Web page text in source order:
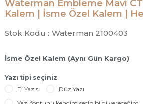
Waterman Embleme Mavi
Kalem | İsme Özel Kalem |
Stok Kodu : Waterman 2100403
İsme Özel Kalem (Aynı Gün Kargo)
Yazı tipi seçiniz
El Yazısı
Düz Yazı
Yazı fontunu kendim seçip bilgi vereceğim